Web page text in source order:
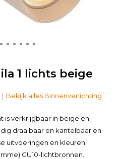
1 lichts beige
Bekijk alles Binnenverlichting
is verkrijgbaar in beige en
draaibaar en kantelbaar en
uitvoeringen en kleuren.
GU10-lichtbronnen.